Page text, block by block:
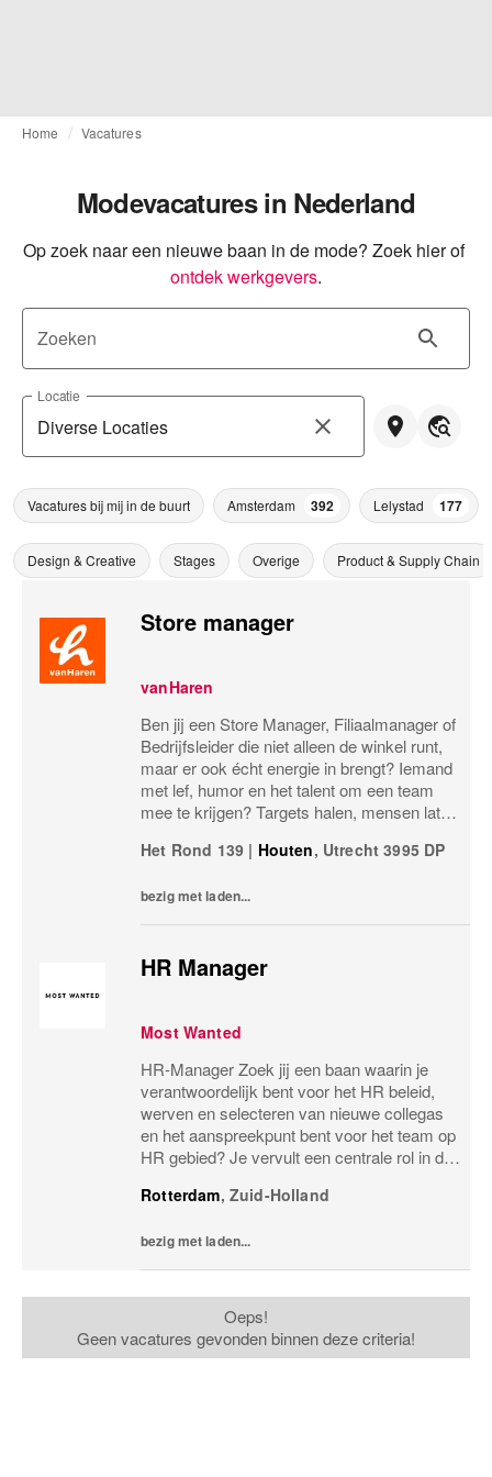
Home Vacatures
Modevacatures in Nederland
Op zoek naar een nieuwe baan in de mode? Zoek hier of
ontdek werkgevers.
Zoeken
Locatie
Vacatures bij mij in de buurt Amsterdam 392 Lelystad 177
Design & Creative Stages Overige Product & Supply Chain
Store manager
vanHaren
Ben jij een Store Manager, Filiaalmanager of
Bedrijfsleider die niet alleen de winkel runt,
maar er ook écht energie in brengt? Iemand
met lef, humor en het talent om een team
mee te krijgen? Targets halen, mensen laten
please! Dan zoeken wij jou.Bij...
Het Rond 139 | Houten, Utrecht 3995 DP
bezig met laden...
HR Manager
Most Wanted
HR-Manager Zoek jij een baan waarin je
verantwoordelijk bent voor het HR beleid,
werven en selecteren van nieuwe collegas
en het aanspreekpunt bent voor het team op
HR gebied? Je vervult een centrale rol in de
verantwoordelijk voor het waarborgen van
Rotterdam, Zuid-Holland
bezig met laden...
Oeps!
Geen vacatures gevonden binnen deze criteria!